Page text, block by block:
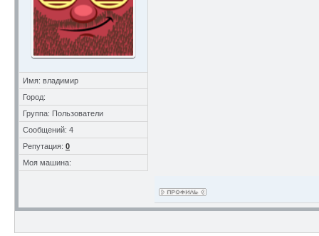
Имя: владимир
Город:
Группа: Пользователи
Сообщений: 4
Репутация: 0
Моя машина: